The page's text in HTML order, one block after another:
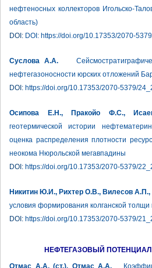
нефтеносных коллекторов Игольско-
область)
DOI: DOI: https://doi.org/10.17353/2070-
Суслова А.А.
нефтегазоносности юрских отложений
DOI: https://doi.org/10.17353/2070-5379/
Осипова Е.Н., Пракойо Ф.С.,
геотермической истории
оценка распределения плотности
неокома Нюрольской мегавпадины
DOI: https://doi.org/10.17353/2070-5379/
Никитин Ю.И., Рихтер О.В., Вилесов
условия формирования колганской толщи
DOI: https://doi.org/10.17353/2070-5379/
НЕФТЕГАЗОВЫЙ
Отмас А.А. (ст.), Отмас А.А.